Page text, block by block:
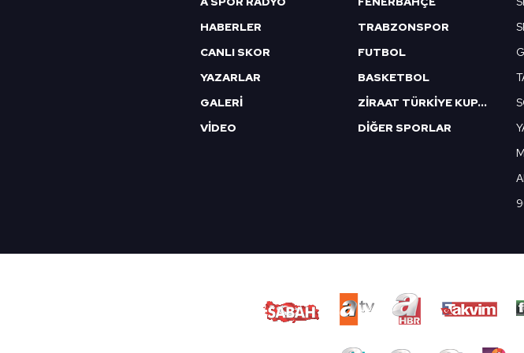
HABERLER
CANLI SKOR
YAZARLAR
GALERİ
VİDEO
TRABZONSPOR
FUTBOL
BASKETBOL
ZİRAAT TÜRKİYE KUPASI
DİĞER SPORLAR